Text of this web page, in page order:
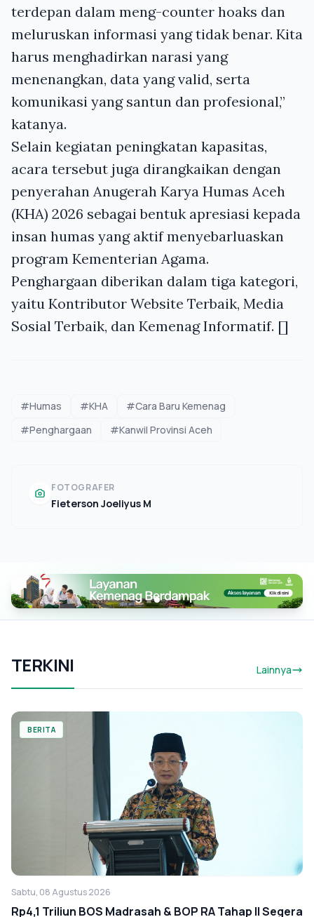
terdepan dalam meng-counter hoaks dan
meluruskan informasi yang tidak benar. Kita
harus menghadirkan narasi yang
menenangkan, data yang valid, serta
komunikasi yang santun dan profesional,”
katanya.
Selain kegiatan peningkatan kapasitas,
acara tersebut juga dirangkaikan dengan
penyerahan Anugerah Karya Humas Aceh
(KHA) 2026 sebagai bentuk apresiasi kepada
insan humas yang aktif menyebarluaskan
program Kementerian Agama.
Penghargaan diberikan dalam tiga kategori,
yaitu Kontributor Website Terbaik, Media
Sosial Terbaik, dan Kemenag Informatif. []
#Humas #KHA
#Cara Baru Kemenag
#Penghargaan
#Kanwil Provinsi Aceh
FOTOGRAFER
Fieterson Joeliyus M
TERKINI Lainnya
BERITA
Sabtu, 08 Agustus 2026
Rp4,1 Triliun BOS Madrasah & BOP RA Tahap II Segera